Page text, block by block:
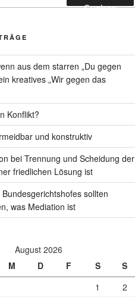
Suchen
aus dem starren „Du gegen
kreatives „Wir gegen das
Konflikt?
und konstruktiv
bei Trennung und Scheidung der
friedlichen Lösung ist
sollten
was Mediation ist
August 2026
M D F S
S
1
2